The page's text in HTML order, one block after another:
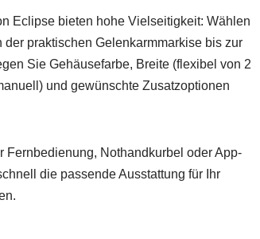
Eclipse bieten hohe Vielseitigkeit: Wählen
praktischen Gelenkarmmarkise bis zur
Sie Gehäusefarbe, Breite (flexibel von 2
und gewünschte Zusatzoptionen
Fernbedienung, Nothandkurbel oder App-
die passende Ausstattung für Ihr